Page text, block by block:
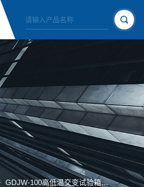
GDJW-100高低温交变试验箱 GDJW-